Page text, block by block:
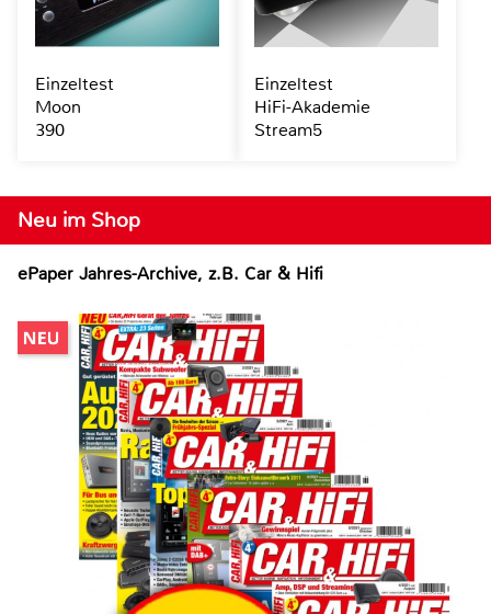
Neu im Shop
ePaper Jahres-Archive, z.B. Car & Hifi
Einzeltest
Moon
390
Einzeltest
HiFi-Akademie
Stream5